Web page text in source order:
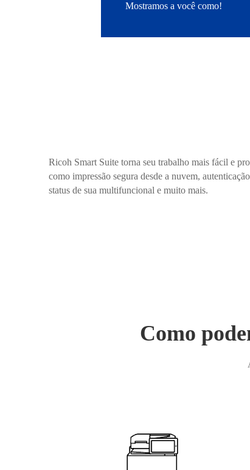
Mostramos a você como!
Ricoh Smart Suite torna seu trabalho mais fácil e
como impressão segura desde a nuvem,
status de sua multifuncional e muito mais.
Como